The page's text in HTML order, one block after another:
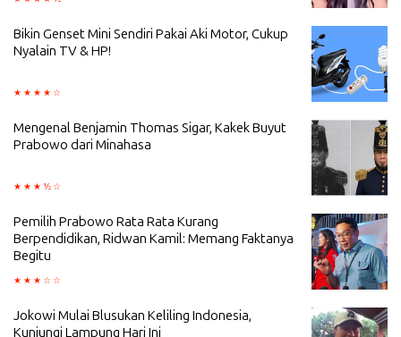
Bikin Genset Mini Sendiri Pakai Aki Motor, Cukup
Nyalain TV & HP!
Mengenal Benjamin Thomas Sigar, Kakek Buyut
Prabowo dari Minahasa
Pemilih Prabowo Rata Rata Kurang
Berpendidikan, Ridwan Kamil: Memang Faktanya
Begitu
Jokowi Mulai Blusukan Keliling Indonesia,
Kunjungi Lampung Hari Ini